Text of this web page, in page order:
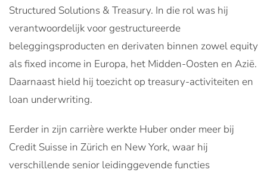
Structured Solutions & Treasury. In die rol was hij
verantwoordelijk voor gestructureerde
beleggingsproducten en derivaten binnen zowel equity
als fixed income in Europa, het Midden-Oosten en Azië.
Daarnaast hield hij toezicht op treasury-activiteiten en
loan underwriting.
Eerder in zijn carrière werkte Huber onder meer bij
Credit Suisse in Zürich en New York, waar hij
verschillende senior leidinggevende functies